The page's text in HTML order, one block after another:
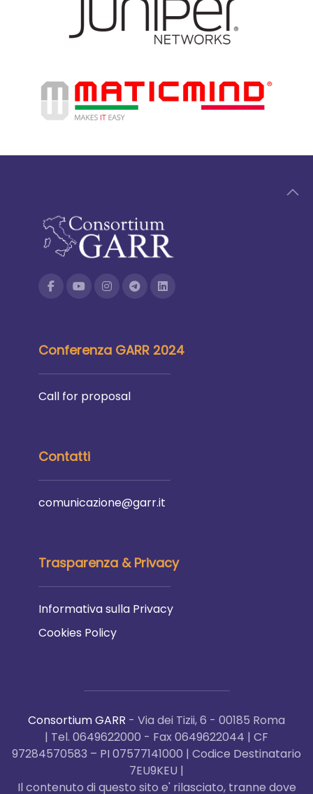
Conferenza GARR 2024
Call for proposal
Contatti
comunicazione@garr.it
Trasparenza & Privacy
Informativa sulla Privacy
Cookies Policy
Consortium GARR - Via dei Tizii, 6 - 00185 Roma
| Tel. 0649622000 - Fax 0649622044 | CF
97284570583 – PI 07577141000 | Codice Destinatario
7EU9KEU |
Il contenuto di questo sito e' rilasciato, tranne dove